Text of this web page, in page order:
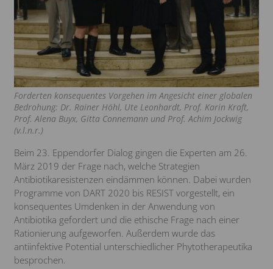
Forderten konsequentes Vorgehen im Angesicht einer globalen
Bedrohung: Dr. Rainer Höhl, Ute Leonhardt, Prof. Karin Kraft,
Prof. Alena Buyx, Gitta Connemann und Prof. Achim Jockwig
(v.l.n.r.)
Beim 23. Eppendorfer Dialog gingen die Experten am 26.
März 2019 der Frage nach, welche Strategien
Antibiotikaresistenzen eindämmen können. Dabei wurden
Programme von DART 2020 bis RESIST vorgestellt, ein
konsequentes Umdenken in der Anwendung von
Antibiotika gefordert und die ethische Frage nach einer
Rationierung aufgeworfen. Außerdem wurde das
antiinfektive Potential unterschiedlicher Phytotherapeutika
besprochen.